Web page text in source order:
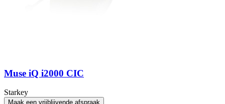
Muse iQ i2000 CIC
Starkey
Maak een vrijblijvende afspraak